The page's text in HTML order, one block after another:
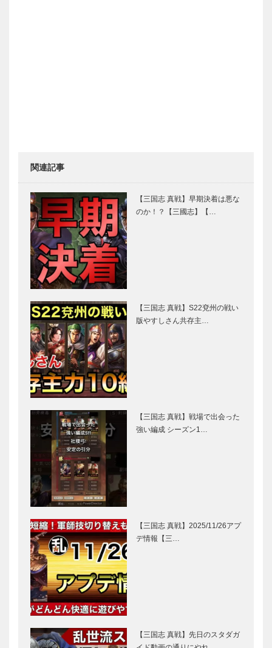
関連記事
【三国志 真戦】早期決着は悪な
のか！？【三國志】【…
【三国志 真戦】S22兗州の戦い
版やすしさん共存主…
【三国志 真戦】戦場で出会った
強い編成 シーズン1…
【三国志 真戦】2025/11/26アプ
デ情報【三…
【三国志 真戦】先日のスタダガ